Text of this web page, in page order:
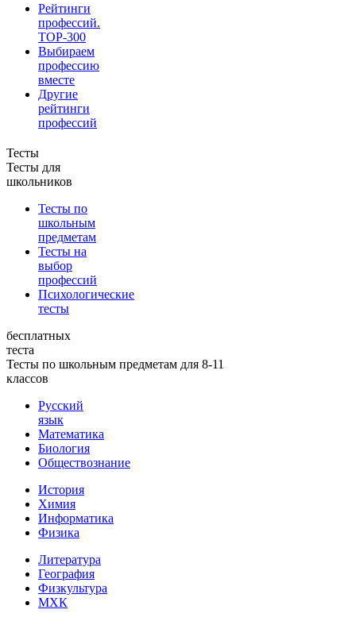
Рейтинги
профессий.
TOP-300
Выбираем
профессию
вместе
Другие
рейтинги
профессий
Тесты
Тесты для
школьников
Тесты по
школьным
предметам
Тесты на
выбор
профессий
Психологические
тесты
бесплатных
теста
Тесты по школьным предметам для 8-11
классов
Русский
язык
Математика
Биология
Обществознание
История
Химия
Информатика
Физика
Литература
География
Физкультура
МХК